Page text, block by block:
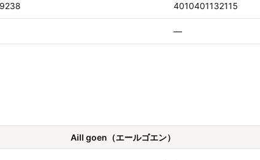
4010401132115
—
Aill goen（エールゴエン）